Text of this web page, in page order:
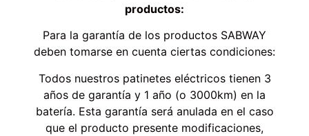
productos:
Para la garantía de los productos SABWAY
deben tomarse en cuenta ciertas condiciones:
Todos nuestros patinetes eléctricos tienen 3
años de garantía y 1 año (o 3000km) en la
batería. Esta garantía será anulada en el caso
que el producto presente modificaciones,